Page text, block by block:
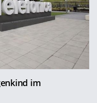
im